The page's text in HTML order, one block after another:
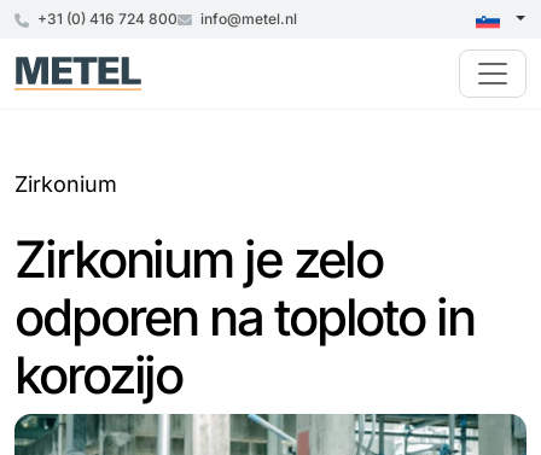
+31 (0) 416 724 800 info@metel.nl
Zirkonium
Zirkonium je zelo
odporen na toploto in
korozijo